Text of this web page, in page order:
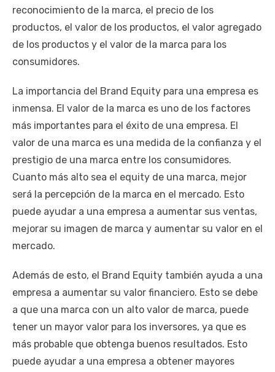
reconocimiento de la marca, el precio de los
productos, el valor de los productos, el valor agregado
de los productos y el valor de la marca para los
consumidores.
La importancia del Brand Equity para una empresa es
inmensa. El valor de la marca es uno de los factores
más importantes para el éxito de una empresa. El
valor de una marca es una medida de la confianza y el
prestigio de una marca entre los consumidores.
Cuanto más alto sea el equity de una marca, mejor
será la percepción de la marca en el mercado. Esto
puede ayudar a una empresa a aumentar sus ventas,
mejorar su imagen de marca y aumentar su valor en el
mercado.
Además de esto, el Brand Equity también ayuda a una
empresa a aumentar su valor financiero. Esto se debe
a que una marca con un alto valor de marca, puede
tener un mayor valor para los inversores, ya que es
más probable que obtenga buenos resultados. Esto
puede ayudar a una empresa a obtener mayores